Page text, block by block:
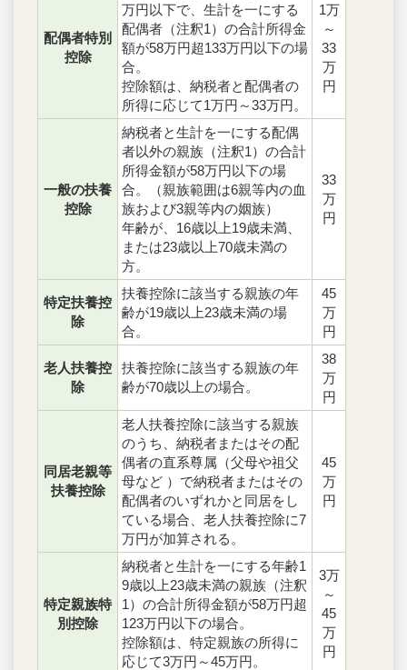
配偶者特別
控除
万円以下で、生計を一にする
配偶者（注釈1）の合計所得金
額が58万円超133万円以下の場
合。
控除額は、納税者と配偶者の
所得に応じて1万円～33万円。
1万
～
33
万
円
一般の扶養
控除
納税者と生計を一にする配偶
者以外の親族（注釈1）の合計
所得金額が58万円以下の場
合。（親族範囲は6親等内の血
族および3親等内の姻族）
年齢が、16歳以上19歳未満、
または23歳以上70歳未満の
方。
33
万
円
特定扶養控
除
扶養控除に該当する親族の年
齢が19歳以上23歳未満の場
合。
45
万
円
老人扶養控
除
扶養控除に該当する親族の年
齢が70歳以上の場合。
38
万
円
同居老親等
扶養控除
老人扶養控除に該当する親族
のうち、納税者またはその配
偶者の直系尊属（父母や祖父
母など ）で納税者またはその
配偶者のいずれかと同居をし
ている場合、老人扶養控除に7
万円が加算される。
45
万
円
特定親族特
別控除
納税者と生計を一にする年齢1
9歳以上23歳未満の親族（注釈
1）の合計所得金額が58万円超
123万円以下の場合。
控除額は、特定親族の所得に
応じて3万円～45万円。
3万
～
45
万
円